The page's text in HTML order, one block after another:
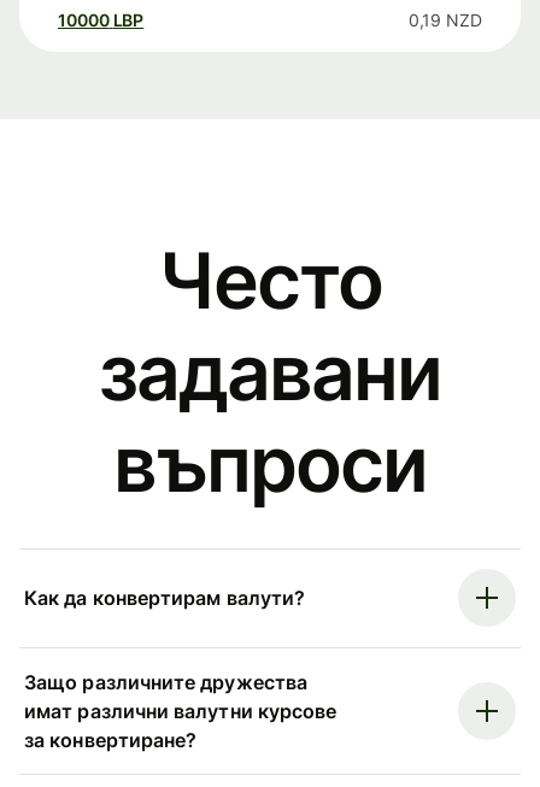
10000 LBP 0,19 NZD
Често
задавани
въпроси
Как да конвертирам валути?
Защо различните дружества
имат различни валутни курсове
за конвертиране?